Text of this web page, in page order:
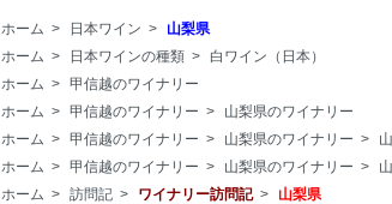
ホーム > 日本ワイン >
山梨県
ホーム > 日本ワインの種類 >
白ワイン（日本）
ホーム > 甲信越のワイナリー
ホーム > 甲信越のワイナリー >
山梨県のワイナリー
ホーム > 甲信越のワイナリー > 山梨県のワイナリー >
ホーム > 甲信越のワイナリー > 山梨県のワイナリー >
ホーム > 訪問記 > ワイナリー訪問記 > 山梨県